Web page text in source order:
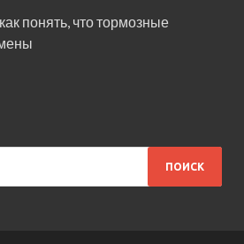
понять, что тормозные